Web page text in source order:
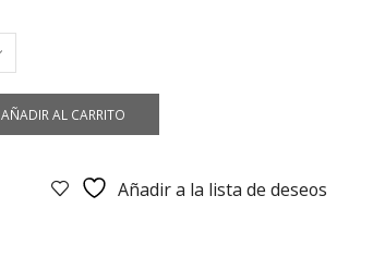
AÑADIR AL CARRITO
Añadir a la lista de deseos